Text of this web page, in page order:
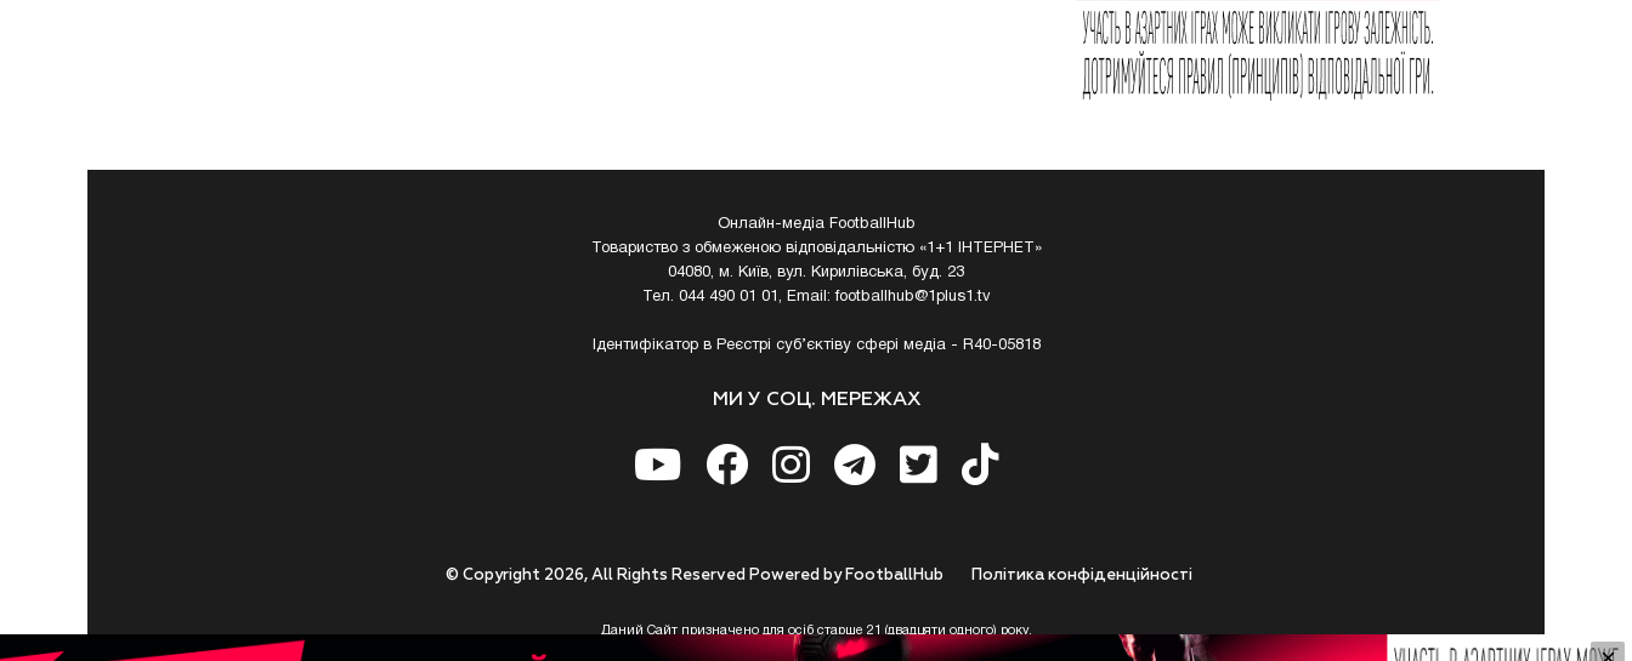
Онлайн-медіа FootballHub
Товариство з обмеженою відповідальністю «1+1 ІНТЕРНЕТ»
04080, м. Київ, вул. Кирилівська, буд. 23
Тел. 044 490 01 01, Email:footballhub@1plus1.tv
Ідентифікатор в Реєстрі суб’єктіву сфері медіа - R40-05818
МИ У СОЦ. МЕРЕЖАХ
Полiтика конфiденцiйностi
© Copyright 2026, All Rights Reserved Powered by FootballHub
Даний Сайт призначено для осіб старше 21 (двадцяти одного) року.
Приступаючи до використання https://footballhub.ua, Користувач цим підтверджує, що досяг 21-річного віку.